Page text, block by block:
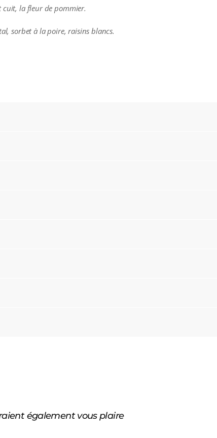
la fleur de pommier.
sorbet à la poire, raisins blancs.
également vous plaire